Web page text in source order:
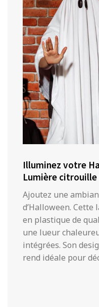
Illuminez votre
Lumière citrouille
Ajoutez une
d’Halloween.
en plastique de
une lueur
intégrées. Son
rend idéale pour